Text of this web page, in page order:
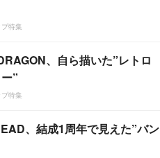
特集
、自ら描いた”レトロ
”
特集
、結成1周年で見えた”バン